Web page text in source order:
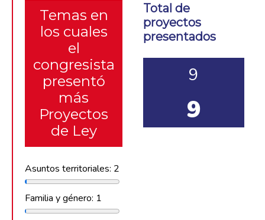
Temas en
los cuales
el
congresista
presentó
más
Proyectos
de Ley
Asuntos territoriales: 2
Familia y género: 1
Total de
proyectos
presentados
9
9